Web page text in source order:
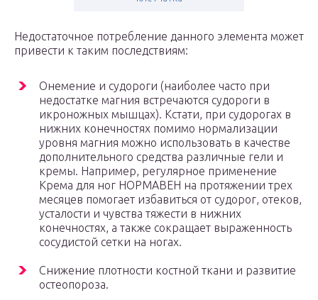
Недостаточное потребление данного элемента может
привести к таким последствиям:
Онемение и судороги (наиболее часто при
недостатке магния встречаются судороги в
икроножных мышцах). Кстати, при судорогах в
нижних конечностях помимо нормализации
уровня магния можно использовать в качестве
дополнительного средства различные гели и
кремы. Например, регулярное применение
Крема для ног НОРМАВЕН на протяжении трех
месяцев помогает избавиться от судорог, отеков,
усталости и чувства тяжести в нижних
конечностях, а также сокращает выраженность
сосудистой сетки на ногах.
Снижение плотности костной ткани и развитие
остеопороза.